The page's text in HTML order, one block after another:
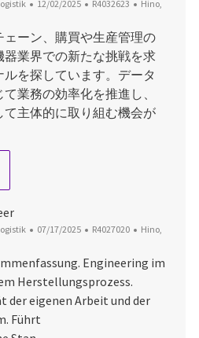
Datum der Veröffentlichung
12/02/2025 Job-ID
R4032623 Ort
Hino,
ーン、購買や生産管理の
業界での新たな挑戦を求
を探しています。データ
業務の効率化を推進し、
主体的に取り組む機会が
Specialist
Datum der Veröffentlichung
07/17/2025 Job-ID
R4027020 Ort
Hino,
Engineering im
Herstellungsprozess.
der eigenen Arbeit und der
Führt